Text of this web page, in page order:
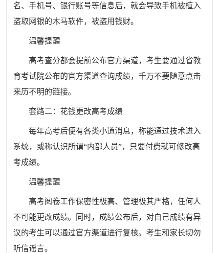
名、手机号、银行账号等信息后，就会导致手机被植入
盗取网银的木马软件，被盗用钱财。
温馨提醒
高考查分都会提前公布官方渠道，考生要通过省教
育考试院公布的官方渠道查询成绩，千万不要随意点击
来历不明的链接。
套路二：花钱更改高考成绩
每年高考后便有各类小道消息，称能通过技术进入
系统，或称认识所谓“内部人员”，只要付费就可修改高
考成绩。
温馨提醒
高考阅卷工作保密性极高、管理极其严格，任何人
不可能更改成绩。同时，成绩公布后，对自己成绩有异
议的考生可以通过官方渠道进行复核。考生和家长切勿
听信谣言。